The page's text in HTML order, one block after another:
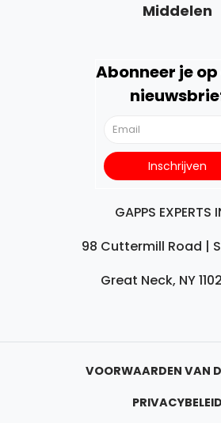
Middelen
Abonneer je op
GAPPS EXPERTS
98 Cuttermill Road |
Great Neck, NY
VOORWAARDEN VAN
PRIVACYBELEID